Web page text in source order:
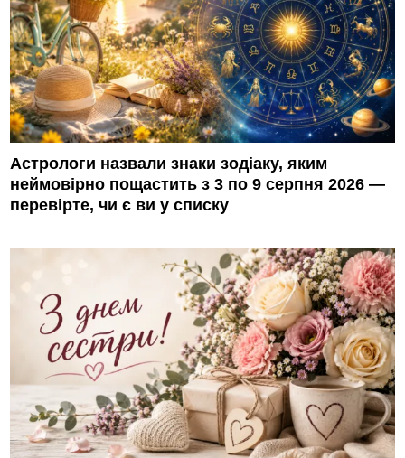
Астрологи назвали знаки зодіаку, яким
неймовірно пощастить з 3 по 9 серпня 2026 —
перевірте, чи є ви у списку